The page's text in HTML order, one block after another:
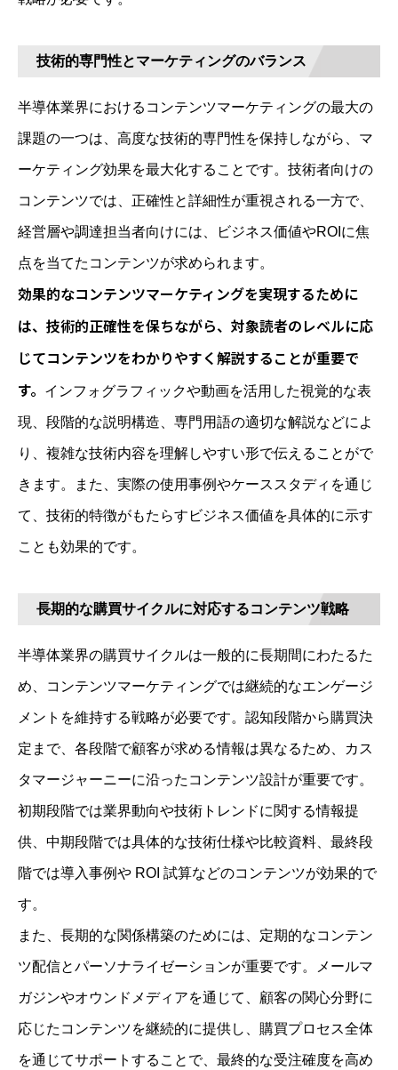
技術的専門性とマーケティングのバランス
半導体業界におけるコンテンツマーケティングの最大の
課題の一つは、高度な技術的専門性を保持しながら、マ
ーケティング効果を最大化することです。技術者向けの
コンテンツでは、正確性と詳細性が重視される一方で、
経営層や調達担当者向けには、ビジネス価値やROIに焦
点を当てたコンテンツが求められます。
効果的なコンテンツマーケティングを実現するために
は、技術的正確性を保ちながら、対象読者のレベルに応
じてコンテンツをわかりやすく解説することが重要で
す。
インフォグラフィックや動画を活用した視覚的な表
現、段階的な説明構造、専門用語の適切な解説などによ
り、複雑な技術内容を理解しやすい形で伝えることがで
きます。また、実際の使用事例やケーススタディを通じ
て、技術的特徴がもたらすビジネス価値を具体的に示す
ことも効果的です。
長期的な購買サイクルに対応するコンテンツ戦略
半導体業界の購買サイクルは一般的に長期間にわたるた
め、コンテンツマーケティングでは継続的なエンゲージ
メントを維持する戦略が必要です。認知段階から購買決
定まで、各段階で顧客が求める情報は異なるため、カス
タマージャーニーに沿ったコンテンツ設計が重要です。
初期段階では業界動向や技術トレンドに関する情報提
供、中期段階では具体的な技術仕様や比較資料、最終段
階では導入事例や ROI 試算などのコンテンツが効果的で
す。
また、長期的な関係構築のためには、定期的なコンテン
ツ配信とパーソナライゼーションが重要です。メールマ
ガジンやオウンドメディアを通じて、顧客の関心分野に
応じたコンテンツを継続的に提供し、購買プロセス全体
を通じてサポートすることで、最終的な受注確度を高め